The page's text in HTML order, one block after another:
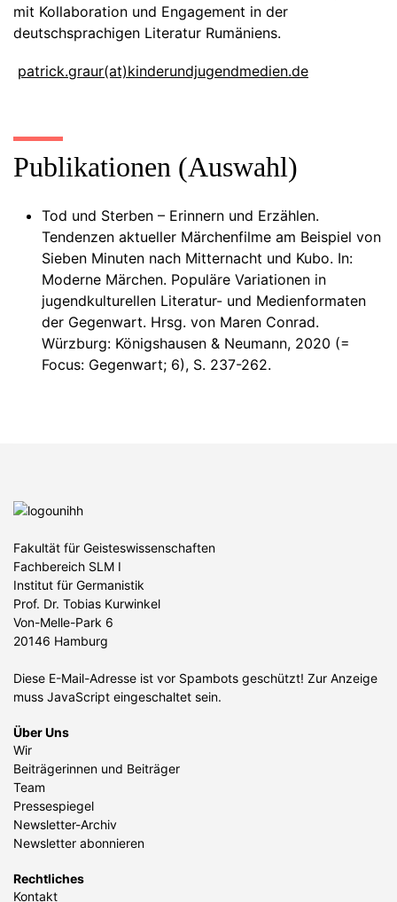
mit Kollaboration und Engagement in der
deutschsprachigen Literatur Rumäniens.
patrick.graur(at)kinderundjugendmedien.de
Publikationen (Auswahl)
Tod und Sterben – Erinnern und Erzählen.
Tendenzen aktueller Märchenfilme am Beispiel von
Sieben Minuten nach Mitternacht und Kubo. In:
Moderne Märchen. Populäre Variationen in
jugendkulturellen Literatur- und Medienformaten
der Gegenwart. Hrsg. von Maren Conrad.
Würzburg: Königshausen & Neumann, 2020 (=
Focus: Gegenwart; 6), S. 237-262.
Fakultät für Geisteswissenschaften
Fachbereich SLM I
Institut für Germanistik
Prof. Dr. Tobias Kurwinkel
Von-Melle-Park 6
20146 Hamburg
Diese E-Mail-Adresse ist vor Spambots geschützt! Zur Anzeige
muss JavaScript eingeschaltet sein.
Über Uns
Wir
Beiträgerinnen und Beiträger
Team
Pressespiegel
Newsletter-Archiv
Newsletter abonnieren
Rechtliches
Kontakt